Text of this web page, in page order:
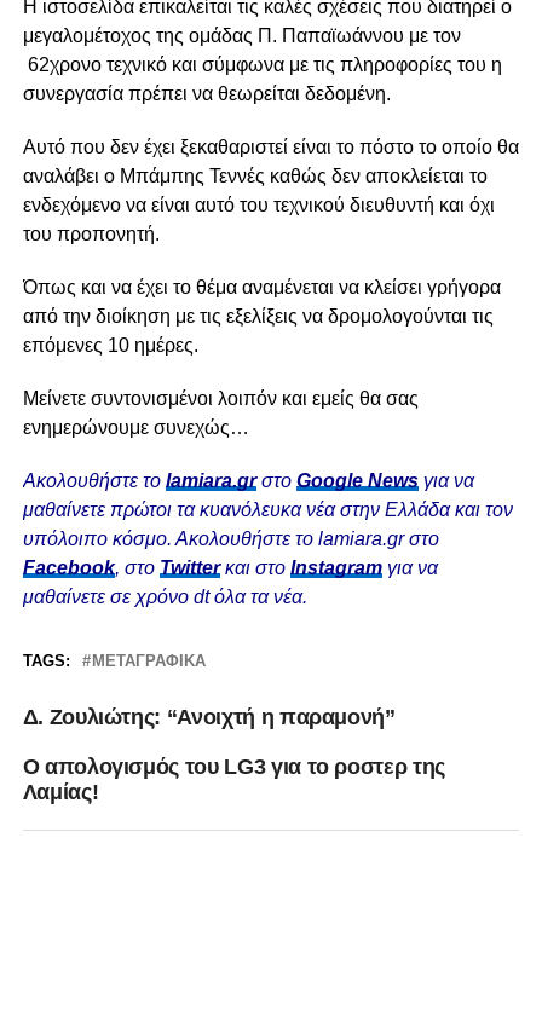
Η ιστοσελίδα επικαλείται τις καλές σχέσεις που διατηρεί ο
μεγαλομέτοχος της ομάδας Π. Παπαϊωάννου με τον
62χρονο τεχνικό και σύμφωνα με τις πληροφορίες του η
συνεργασία πρέπει να θεωρείται δεδομένη.
Αυτό που δεν έχει ξεκαθαριστεί είναι το πόστο το οποίο θα
αναλάβει ο Μπάμπης Τεννές καθώς δεν αποκλείεται το
ενδεχόμενο να είναι αυτό του τεχνικού διευθυντή και όχι
του προπονητή.
Όπως και να έχει το θέμα αναμένεται να κλείσει γρήγορα
από την διοίκηση με τις εξελίξεις να δρομολογούνται τις
επόμενες 10 ημέρες.
Μείνετε συντονισμένοι λοιπόν και εμείς θα σας
ενημερώνουμε συνεχώς…
Ακολουθήστε το lamiara.grστο Google Newsγια να
μαθαίνετε πρώτοι τα κυανόλευκα νέα στην Ελλάδα και τον
υπόλοιπο κόσμο. Ακολουθήστε το lamiara.gr στο
Facebook, στο Twitterκαι στο Instagram για να
μαθαίνετε σε χρόνο dt όλα τα νέα.
TAGS: ΜΕΤΑΓΡΑΦΙΚΆ
Δ. Ζουλιώτης: “Ανοιχτή η παραμονή”
O απολογισμός του LG3 για το ροστερ της
Λαμίας!